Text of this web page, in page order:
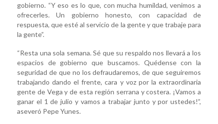
gobierno. “Y eso es lo que, con mucha humildad, venimos a
ofrecerles. Un gobierno honesto, con capacidad de
respuesta, que esté al servicio de la gente y que trabaje para
la gente”.
“Resta una sola semana. Sé que su respaldo nos llevará a los
espacios de gobierno que buscamos. Quédense con la
seguridad de que no los defraudaremos, de que seguiremos
trabajando dando el frente, cara y voz por la extraordinaria
gente de Vega y de esta región serrana y costera. ¡Vamos a
ganar el 1 de julio y vamos a trabajar junto y por ustedes!”,
aseveró Pepe Yunes.